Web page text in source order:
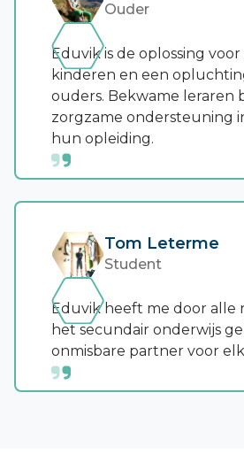
Ouder
Eduvik is de oplossing voor
kinderen en een
ouders. Bekwame leraren
zorgzame ondersteuning
hun opleiding.
Tom Leterme
Student
Eduvik heeft me door alle
het secundair onderwijs
onmisbare partner voor